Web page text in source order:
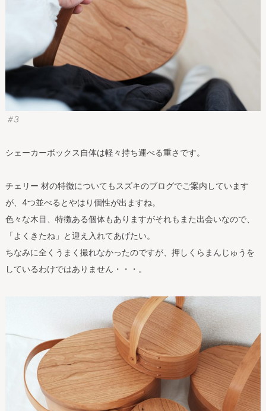
＃3
シェーカーボックス自体は軽々持ち運べる重さです。
チェリー 材の特徴についてもスズキのブログでご案内しています
が、4つ並べるとやはり個性が出ますね。
色々な木目、特徴ある個体もありますがそれもまた出会いなので、
「よくきたね」と迎え入れてあげたい。
ちなみに全くうまく撮れなかったのですが、押しくらまんじゅうを
しているわけではありません・・・。